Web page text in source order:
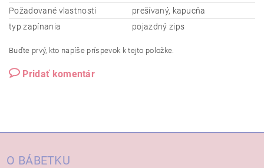
Požadované vlastnosti
prešívaný, kapucňa
typ zapínania
pojazdný zips
Buďte prvý, kto napíše príspevok k tejto položke.
Pridať komentár
O BÁBETKU